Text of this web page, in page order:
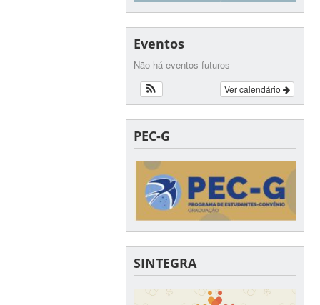
Eventos
Não há eventos futuros
Ver calendário
PEC-G
SINTEGRA